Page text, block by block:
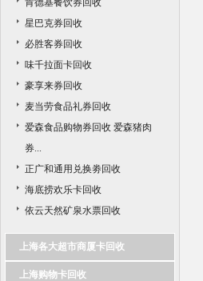
肯德基餐饮券回收
星巴克券回收
必胜客券回收
味千拉面卡回收
豪享来券回收
麦当劳食品礼券回收
爱森食品购物券回收 爱森猪肉
券...
正广和通用兑换劵回收
海底捞欢乐卡回收
依云天然矿泉水票回收
上海各大超市商厦卡回收
上海购物卡回收